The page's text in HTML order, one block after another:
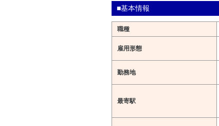
■基本情報
職種
雇用形態
勤務地
最寄駅